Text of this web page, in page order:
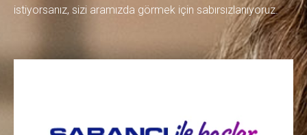
istiyorsanız, sizi aramızda görmek için sabırsızlanıyoruz.